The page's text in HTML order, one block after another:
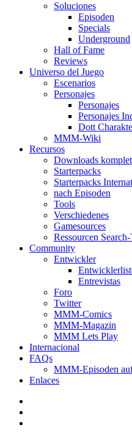
Soluciones
Episoden
Specials
Underground
Hall of Fame
Reviews
Universo del Juego
Escenarios
Personajes
Personajes
Personajes
Dott
MMM-Wiki
Recursos
Downloads
Starterpacks
Starterpacks
nach Episoden
Tools
Verschiedenes
Gamesources
Ressourcen
Community
Entwickler
Entrevistas
Foro
Twitter
MMM-Comics
MMM-Magazin
MMM Lets Play
Internacional
FAQs
MMM-Episoden
Enlaces